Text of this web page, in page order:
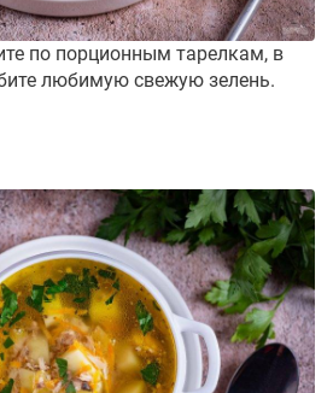
по порционным тарелкам, в
любимую свежую зелень.